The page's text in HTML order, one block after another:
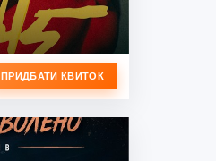
ПРИДБАТИ КВИТОК